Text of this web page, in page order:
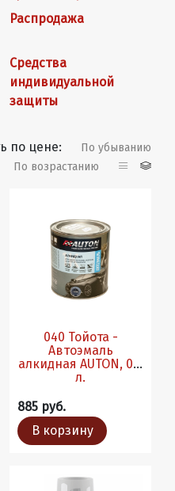
Распродажа
Средства
индивидуальной
защиты
по цене:
По убыванию
По возрастанию
040 Тойота -
Автоэмаль
алкидная AUTON, 0.8
л.
885 руб.
В корзину